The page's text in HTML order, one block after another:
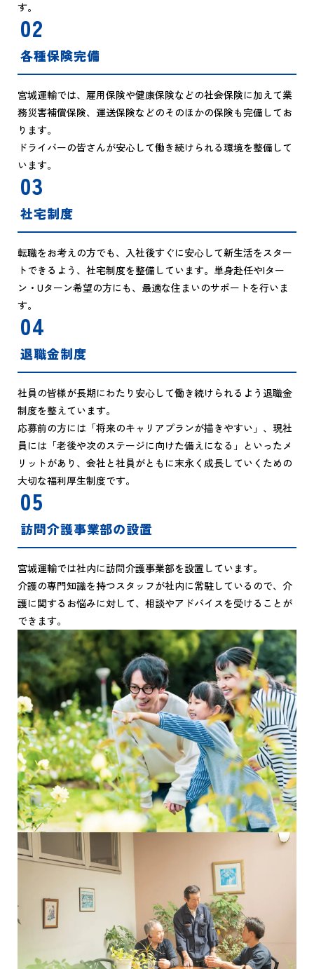
す。
02
各種保険完備
宮城運輸では、雇用保険や健康保険などの社会保険に加えて業
務災害補償保険、運送保険などのそのほかの保険も完備してお
ります。
ドライバーの皆さんが安心して働き続けられる環境を整備して
います。
03
社宅制度
転職をお考えの方でも、入社後すぐに安心して新生活をスター
トできるよう、社宅制度を整備しています。単身赴任やIター
ン・Uターン希望の方にも、最適な住まいのサポートを行いま
す。
04
退職金制度
社員の皆様が長期にわたり安心して働き続けられるよう退職金
制度を整えています。
応募前の方には「将来のキャリアプランが描きやすい」、現社
員には「老後や次のステージに向けた備えになる」といったメ
リットがあり、会社と社員がともに末永く成長していくための
大切な福利厚生制度です。
05
訪問介護事業部の設置
宮城運輸では社内に訪問介護事業部を設置しています。
介護の専門知識を持つスタッフが社内に常駐しているので、介
護に関するお悩みに対して、相談やアドバイスを受けることが
できます。